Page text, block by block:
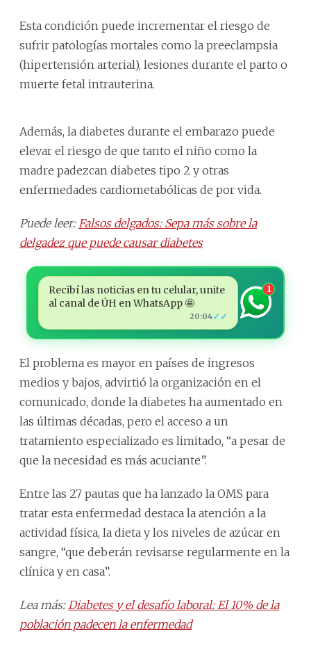
Esta condición puede incrementar el riesgo de
sufrir patologías mortales como la preeclampsia
(hipertensión arterial), lesiones durante el parto o
muerte fetal intrauterina.
Además, la diabetes durante el embarazo puede
elevar el riesgo de que tanto el niño como la
madre padezcan diabetes tipo 2 y otras
enfermedades cardiometabólicas de por vida.
Puede leer: Falsos delgados: Sepa más sobre la
delgadez que puede causar diabetes
Recibí las noticias en tu celular, unite
al canal de ÚH en WhatsApp 🤩
20:04✓✓
1
El problema es mayor en países de ingresos
medios y bajos, advirtió la organización en el
comunicado, donde la diabetes ha aumentado en
las últimas décadas, pero el acceso a un
tratamiento especializado es limitado, “a pesar de
que la necesidad es más acuciante”.
Entre las 27 pautas que ha lanzado la OMS para
tratar esta enfermedad destaca la atención a la
actividad física, la dieta y los niveles de azúcar en
sangre, “que deberán revisarse regularmente en la
clínica y en casa”.
Lea más: Diabetes y el desafío laboral: El 10% de la
población padecen la enfermedad